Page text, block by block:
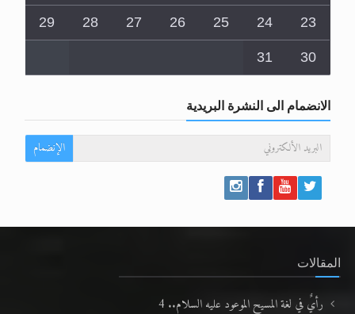
23
24
25
26
27
28
29
30
31
الانضمام الى النشرة البريدية
الإنضمام
المقالات
رأيٌ في لغة المسيح الموعود عليه السلام.. 4